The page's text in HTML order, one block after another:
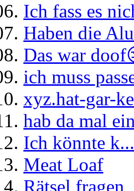
Ich fass es
Haben die
Das war
ich muss
xyz.hat-gar-
hab da mal
Ich könnte k...
Meat Loaf
Rätsel fragen